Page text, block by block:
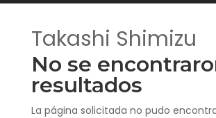
Takashi Shimizu
No se
resultados
La página solicitada no pudo